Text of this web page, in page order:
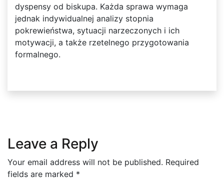
dyspensy od biskupa. Każda sprawa wymaga
jednak indywidualnej analizy stopnia
pokrewieństwa, sytuacji narzeczonych i ich
motywacji, a także rzetelnego przygotowania
formalnego.
Leave a Reply
Your email address will not be published. Required
fields are marked *